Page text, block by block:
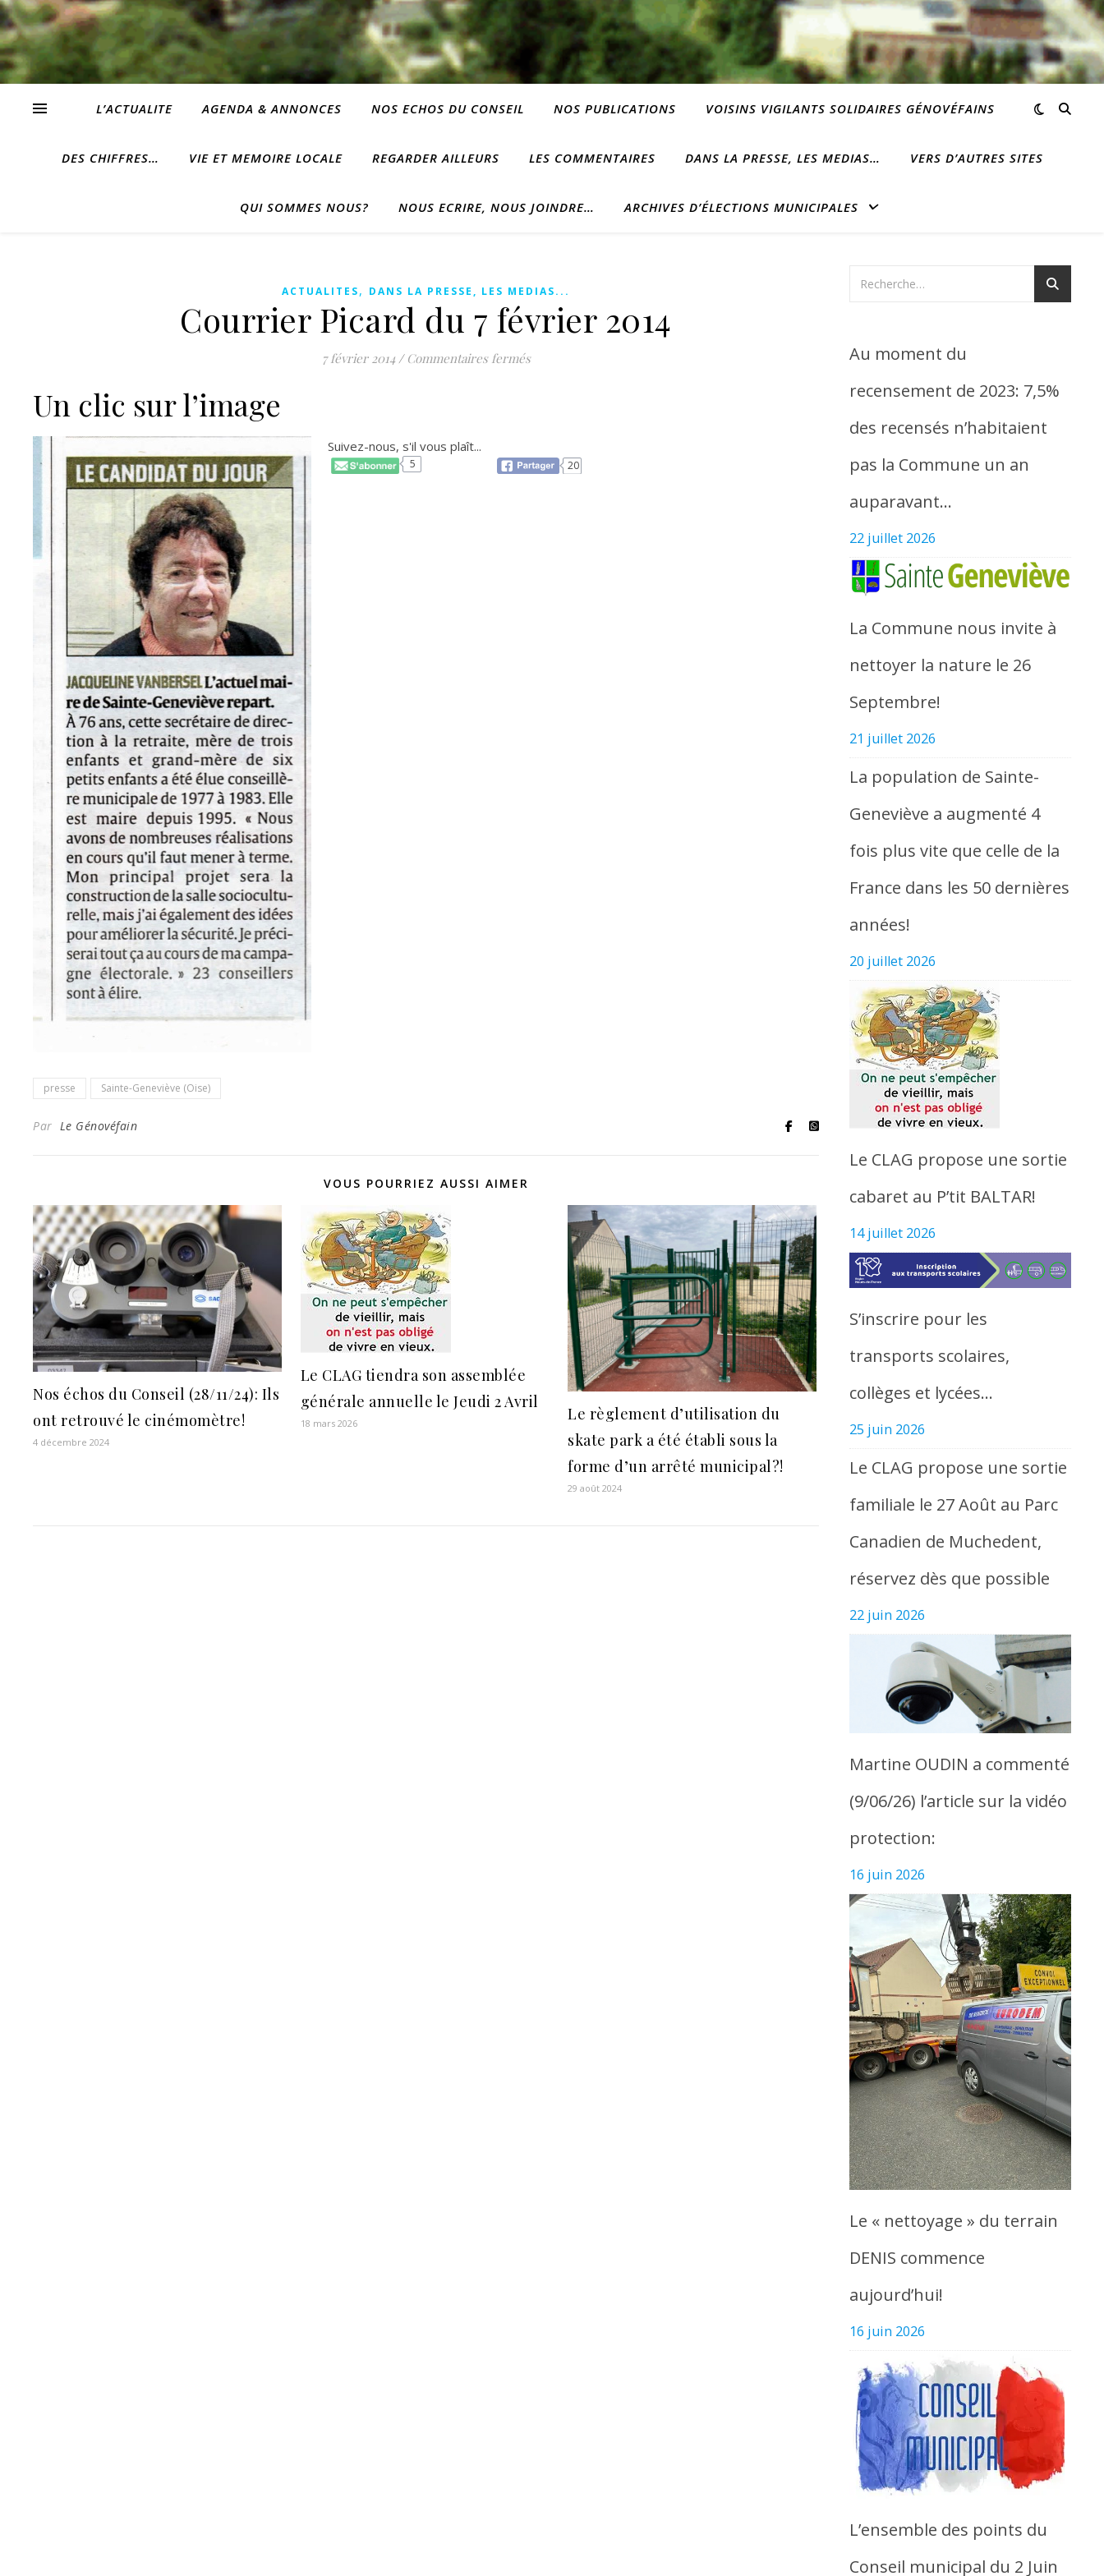
L’ACTUALITE AGENDA & ANNONCES NOS ECHOS DU CONSEIL NOS PUBLICATIONS VOISINS VIGILANTS SOLIDAIRES GÉNOVÉFAINS
DES CHIFFRES… VIE ET MEMOIRE LOCALE REGARDER AILLEURS LES COMMENTAIRES DANS LA PRESSE, LES MEDIAS… VERS D’AUTRES SITES
QUI SOMMES NOUS? NOUS ECRIRE, NOUS JOINDRE… ARCHIVES D’ÉLECTIONS MUNICIPALES
ACTUALITES, DANS LA PRESSE, LES MEDIAS...
Courrier Picard du 7 février 2014
7 février 2014 / Commentaires ferméssur Courrier Picard du 7 février 2014
Un clic sur l’image
Suivez-nous, s'il vous plaît...
5 20
presse Sainte-Geneviève (Oise)
Par Le Génovéfain
VOUS POURRIEZ AUSSI AIMER
Nos échos du Conseil (28/11/24): Ils
ont retrouvé le cinémomètre!
4 décembre 2024
Le CLAG tiendra son assemblée
générale annuelle le Jeudi 2 Avril
18 mars 2026
Le règlement d’utilisation du
skate park a été établi sous la
forme d’un arrêté municipal?!
29 août 2024
Au moment du
recensement de 2023: 7,5%
des recensés n’habitaient
pas la Commune un an
auparavant…
22 juillet 2026
La Commune nous invite à
nettoyer la nature le 26
Septembre!
21 juillet 2026
La population de Sainte-
Geneviève a augmenté 4
fois plus vite que celle de la
France dans les 50 dernières
années!
20 juillet 2026
Le CLAG propose une sortie
cabaret au P’tit BALTAR!
14 juillet 2026
S’inscrire pour les
transports scolaires,
collèges et lycées…
25 juin 2026
Le CLAG propose une sortie
familiale le 27 Août au Parc
Canadien de Muchedent,
réservez dès que possible
22 juin 2026
Martine OUDIN a commenté
(9/06/26) l’article sur la vidéo
protection:
16 juin 2026
Le « nettoyage » du terrain
DENIS commence
aujourd’hui!
16 juin 2026
L’ensemble des points du
Conseil municipal du 2 Juin